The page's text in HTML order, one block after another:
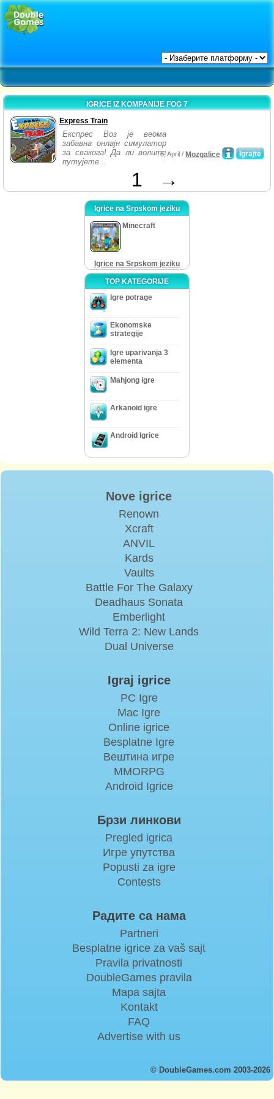
IGRICE IZ KOMPANIJE FOG 7
Express Train
Експрес Воз је веома
забавна онлајн симулатор
за свакога! Да ли волите
путујете...
Igrajte
5, April / Mozgalice
1 →
Igrice na Srpskom jeziku
Minecraft
Igrice na Srpskom jeziku
TOP KATEGORIJE
Igre potrage
Ekonomske
strategije
Igre uparivanja 3
elementa
Mahjong igre
Arkanoid igre
Android Igrice
Nove igrice
Renown
Xcraft
ANVIL
Kards
Vaults
Battle For The Galaxy
Deadhaus Sonata
Emberlight
Wild Terra 2: New Lands
Dual Universe
Igraj igrice
PC Igre
Mac Igre
Online igrice
Besplatne Igre
Вештина игре
MMORPG
Android Igrice
Брзи линкови
Pregled igrica
Игре упутства
Popusti za igre
Contests
Радите са нама
Partneri
Besplatne igrice za vaš sajt
Pravila privatnosti
DoubleGames pravila
Mapa sajta
Kontakt
FAQ
Advertise with us
© DoubleGames.com 2003-2026